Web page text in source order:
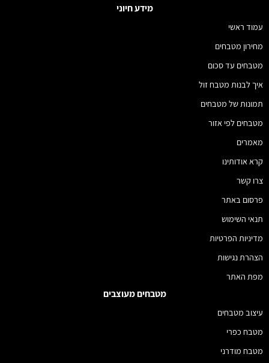
מידע חיוני
עמוד ראשי
מחירון מטבחים
מטבחים עד סכום
איך לבנות מטבח זול
תמונות של מטבחים
מטבחים לפי אזור
מאמרים
קרא אודותינו
צרו קשר
פרסום באתר
תנאי השימוש
מדיניות הפרטיות
הצהרת נגישות
מפת האתר
מטבחים מעוצבים
עיצוב מטבחים
מטבח כפרי
מטבח מודרני